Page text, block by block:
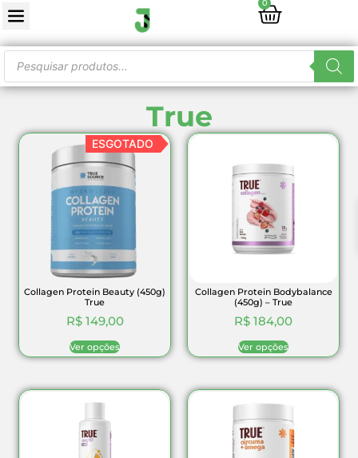
0
True
ESGOTADO
Collagen Protein Beauty (450g)
True
R$149,00
Ver opções
Collagen Protein Bodybalance
(450g) – True
R$ 184,00
Ver opções